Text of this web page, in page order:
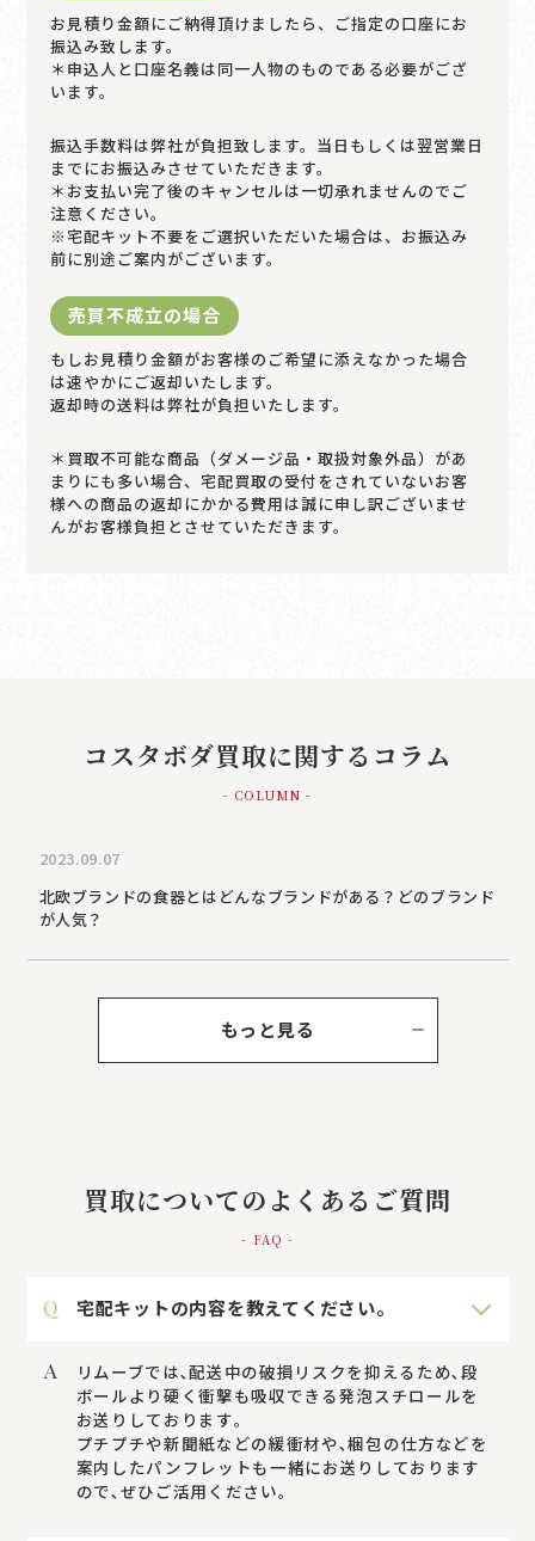
お見積り金額にご納得頂けましたら、ご指定の口座にお
振込み致します。
＊申込人と口座名義は同一人物のものである必要がござ
います。
振込手数料は弊社が負担致します。当日もしくは翌営業日
までにお振込みさせていただきます。
＊お支払い完了後のキャンセルは一切承れませんのでご
注意ください。
※宅配キット不要をご選択いただいた場合は、お振込み
前に別途ご案内がございます。
売買不成立の場合
もしお見積り金額がお客様のご希望に添えなかった場合
は速やかにご返却いたします。
返却時の送料は弊社が負担いたします。
＊買取不可能な商品（ダメージ品・取扱対象外品）があ
まりにも多い場合、宅配買取の受付をされていないお客
様への商品の返却にかかる費用は誠に申し訳ございませ
んがお客様負担とさせていただきます。
コスタボダ買取に関するコラム
- COLUMN -
2023.09.07
北欧ブランドの食器とはどんなブランドがある？どのブランド
が人気？
もっと見る
買取についてのよくあるご質問
- FAQ -
Q 宅配キットの内容を教えてください。
A
リムーブでは､配送中の破損リスクを抑えるため､段
ボールより硬く衝撃も吸収できる発泡スチロールを
お送りしております｡
プチプチや新聞紙などの緩衝材や､梱包の仕方などを
案内したパンフレットも一緒にお送りしております
ので､ぜひご活用ください。